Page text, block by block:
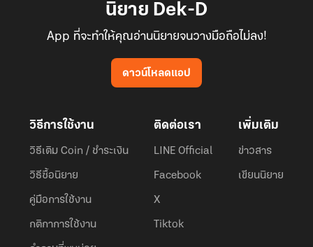
นิยาย Dek-D
App ที่จะทำให้คุณอ่านนิยายจนวางมือถือไม่ลง!
ดาวน์โหลดแอป
วิธีการใช้งาน
วิธีเติม Coin / ชำระเงิน
วิธีซื้อนิยาย
คู่มือการใช้งาน
กติกาการใช้งาน
ติดต่อเรา
LINE Official
Facebook
X
Tiktok
เพิ่มเติม
ข่าวสาร
เขียนนิยาย